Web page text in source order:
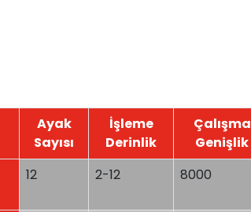
Ayak
Sayısı
İşleme
Derinlik
Çalışma
Genişlik
12 2-12 8000